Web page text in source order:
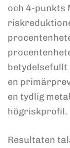
och 4-punkts
en
en tydlig
högriskprofil.
Resultaten